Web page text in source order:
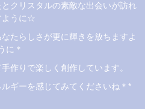
クリスタルの素敵な出会いが訪れ
ように☆
たらしさが更に輝きを放ちますよ
うに＊
作りで楽しく創作しています。
ギーを感じてみてくださいね＊*